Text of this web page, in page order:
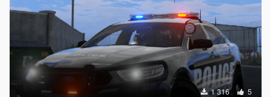
1 316 5